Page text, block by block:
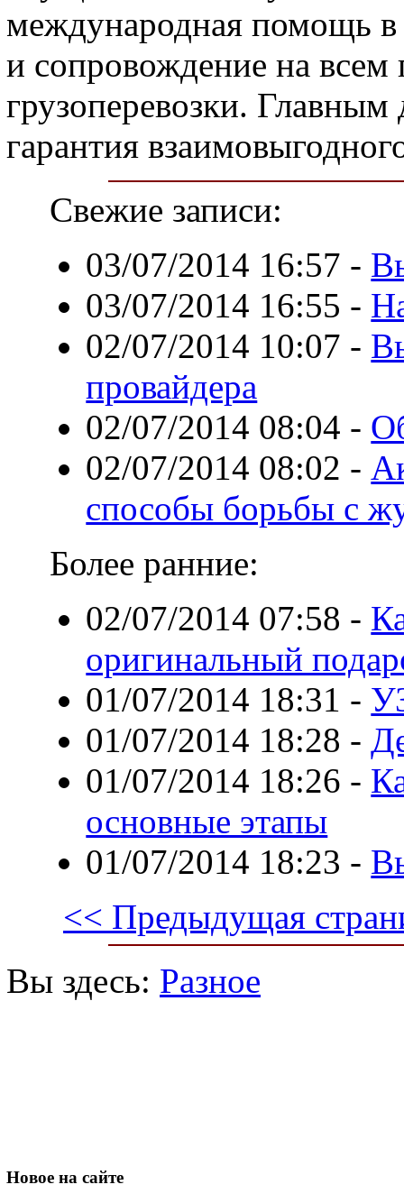
международная помощь
и сопровождение на
грузоперевозки. Главным
гарантия
Свежие записи:
03/07/2014 16:57 -
03/07/2014 16:55 -
02/07/2014 10:07 -
провайдера
02/07/2014 08:04 -
02/07/2014 08:02 -
способы борьбы с
Более ранние:
02/07/2014 07:58 -
оригинальный
01/07/2014 18:31 -
01/07/2014 18:28 -
01/07/2014 18:26 -
основные этапы
01/07/2014 18:23 -
<< Предыдущая
Вы здесь: Разное
Новое на сайте